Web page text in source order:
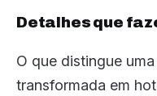
Detalhes que
O que distingue
transformada em